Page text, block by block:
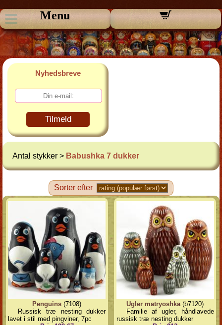
Menu
Nyhedsbreve
Tilmeld
Antal stykker > Babushka 7 dukker
Sorter efter
Penguins (7108)
Russisk træ nesting dukker
lavet i stil med pingviner, 7pc
Ugler matryoshka(b7120)
Familie af ugler, håndlavede
russisk træ nesting dukker